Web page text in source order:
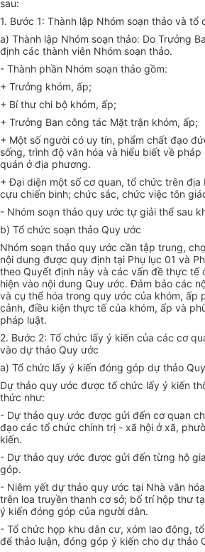
sau:
1. Bước 1: Thành lập Nhóm soạn thảo và
a) Thành lập Nhóm soạn thảo: Do Trưởng
định các thành viên Nhóm soạn thảo.
- Thành phần Nhóm soạn thảo gồm:
+ Trưởng khóm, ấp;
+ Bí thư chi bộ khóm, ấp;
+ Trưởng Ban công tác Mặt trận khóm, ấp;
+ Một số người có uy tín, phẩm chất đạo
sống, trình độ văn hóa và hiểu biết về
quán ở địa phương.
+ Đại diện một số cơ quan, tổ chức trên địa
cựu chiến binh; chức sắc, chức việc tôn
- Nhóm soạn thảo quy ước tự giải thể sau
b) Tổ chức soạn thảo Quy ước
Nhóm soạn thảo quy ước cần tập trung,
nội dung được quy định tại Phụ lục 01 và
theo Quyết định này và các vấn đề thực tế
hiện vào nội dung Quy ước. Đảm bảo các
và cụ thể hóa trong quy ước của khóm, ấp
cảnh, điều kiện thực tế của khóm, ấp và
pháp luật.
2. Bước 2: Tổ chức lấy ý kiến của các cơ
vào dự thảo Quy ước
a) Tổ chức lấy ý kiến đóng góp dự thảo
Dự thảo quy ước được tổ chức lấy ý kiến
thức như:
- Dự thảo quy ước được gửi đến cơ quan
đạo các tổ chức chính trị - xã hội ở xã,
kiến.
- Dự thảo quy ước được gửi đến từng hộ
góp.
- Niêm yết dự thảo quy ước tại Nhà văn
trên loa truyền thanh cơ sở; bố trí hộp thư
ý kiến đóng góp của người dân.
- Tổ chức họp khu dân cư, xóm lao động,
để thảo luận, đóng góp ý kiến cho dự thảo